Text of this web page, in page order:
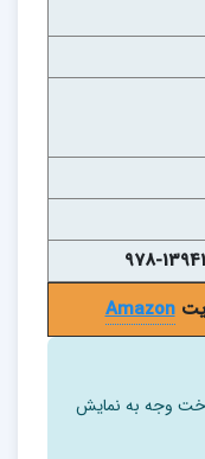
Amazon
وجه به نمایش